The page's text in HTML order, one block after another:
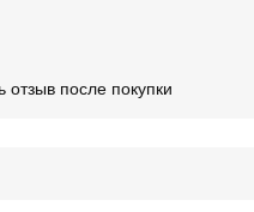
отзыв после покупки